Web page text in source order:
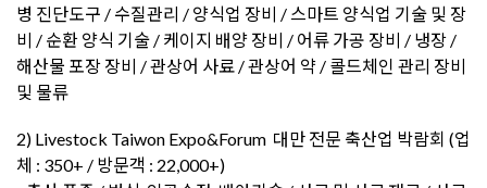
병 진단도구 / 수질관리 / 양식업 장비 / 스마트 양식업 기술 및 장
비 / 순환 양식 기술 / 케이지 배양 장비 / 어류 가공 장비 / 냉장 /
해산물 포장 장비 / 관상어 사료 / 관상어 약 / 콜드체인 관리 장비
및 물류
2) Livestock Taiwon Expo&Forum 대만 전문 축산업 박람회 (업
체 : 350+ / 방문객 : 22,000+)